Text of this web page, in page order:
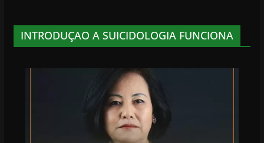
INTRODUÇAO A SUICIDOLOGIA FUNCIONA